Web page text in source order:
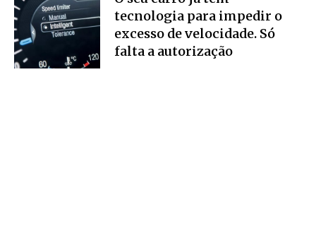
tecnologia para impedir o
excesso de velocidade. Só
falta a autorização